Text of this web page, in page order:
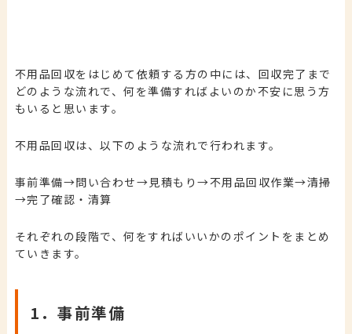
不用品回収をはじめて依頼する方の中には、回収完了まで
どのような流れで、何を準備すればよいのか不安に思う方
もいると思います。
不用品回収は、以下のような流れで行われます。
事前準備→問い合わせ→見積もり→不用品回収作業→清掃
→完了確認・清算
それぞれの段階で、何をすればいいかのポイントをまとめ
ていきます。
1．事前準備